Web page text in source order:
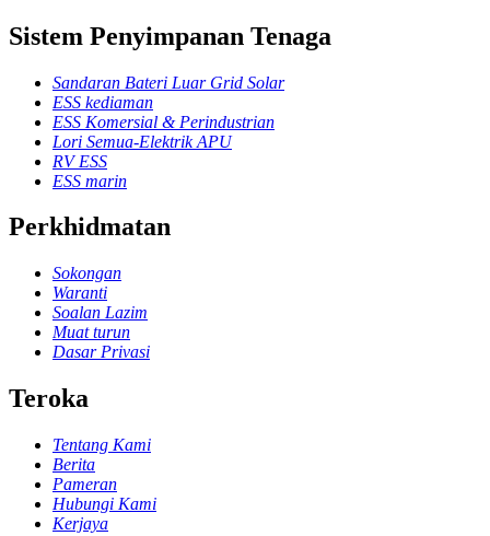
Sistem Penyimpanan Tenaga
Sandaran Bateri Luar Grid Solar
ESS kediaman
ESS Komersial & Perindustrian
Lori Semua-Elektrik APU
RV ESS
ESS marin
Perkhidmatan
Sokongan
Waranti
Soalan Lazim
Muat turun
Dasar Privasi
Teroka
Tentang Kami
Berita
Pameran
Hubungi Kami
Kerjaya